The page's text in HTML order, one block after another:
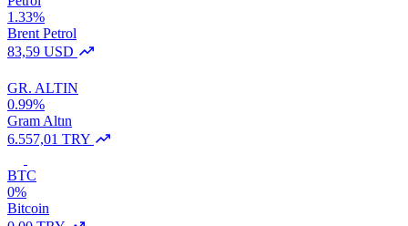
1.33%
Brent Petrol
83,59 USD
GR. ALTIN
0.99%
Gram Altın
6.557,01 TRY
BTC
0%
Bitcoin